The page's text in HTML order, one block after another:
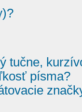
tučne,
písma?